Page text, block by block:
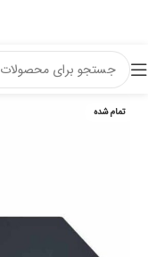
تمام شده